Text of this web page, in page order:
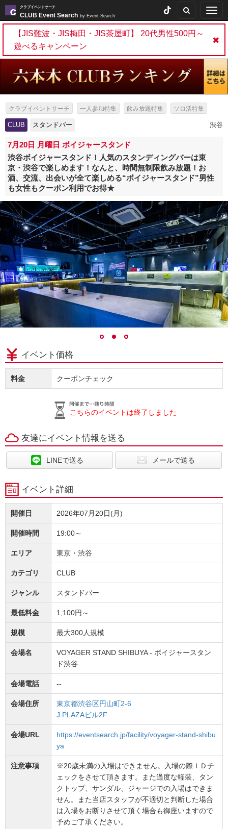
クラブイベントサーチ
CLUB Event Search by Event Search
【JIS難波・JIS梅田・JIS茶屋町】 20代男性500円～
遊べるキャンペーン
クラブイベントサーチ 一人参加特集 飲み放題特集 ソロ活特集
出会いイベント特集
CLUB スタンドバー 渋谷
7月20日 月曜日 ボイジャースタンド
渋谷ボイジャースタンド！人気のスタンディングバーは東
京・渋谷で楽しめます！なんと、時間無制限飲み放題！お
酒、交流、出会いが全て楽しめる“ボイジャースタンド”男性
も女性もクーポン利用でお得★
イベント価格
料金 クーポンチェック
こちらのイベントは終了しました
友達にイベント情報を送る
LINEで送る メールで送る
イベント詳細
開催日 2026年07月20日(月)
開催時間 19:00～
エリア 東京・渋谷
カテゴリ CLUB
ジャンル スタンドバー
最低料金 1,100円～
規模 最大300人規模
会場名
VOYAGER STAND SHIBUYA - ボイジャースタン
ド渋谷
会場電話 --
会場住所
東京都渋谷区円山町2-6
J PLAZAビル2F
会場URL
https://eventsearch.jp/facility/voyager-stand-shibu
ya
注意事項
※20歳未満の入場はできません。入場の際ＩＤチ
ェックをさせて頂きます。また過度な軽装、タン
クトップ、サンダル、ジャージでの入場はできま
せん。また当店スタッフが不適切と判断した場合
は入場をお断りさせて頂く場合も御座いますので
予めご了承ください。